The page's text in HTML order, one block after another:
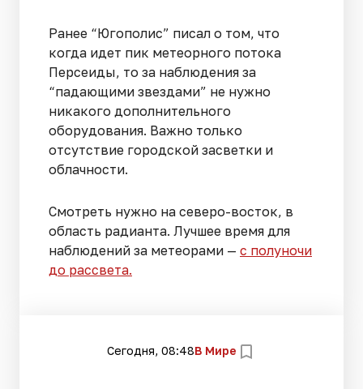
Ранее “Югополис” писал о том, что
когда идет пик метеорного потока
Персеиды, то за наблюдения за
“падающими звездами” не нужно
никакого дополнительного
оборудования. Важно только
отсутствие городской засветки и
облачности.
Смотреть нужно на северо-восток, в
область радианта. Лучшее время для
наблюдений за метеорами — с полуночи
до рассвета.
Сегодня, 08:48В Мире